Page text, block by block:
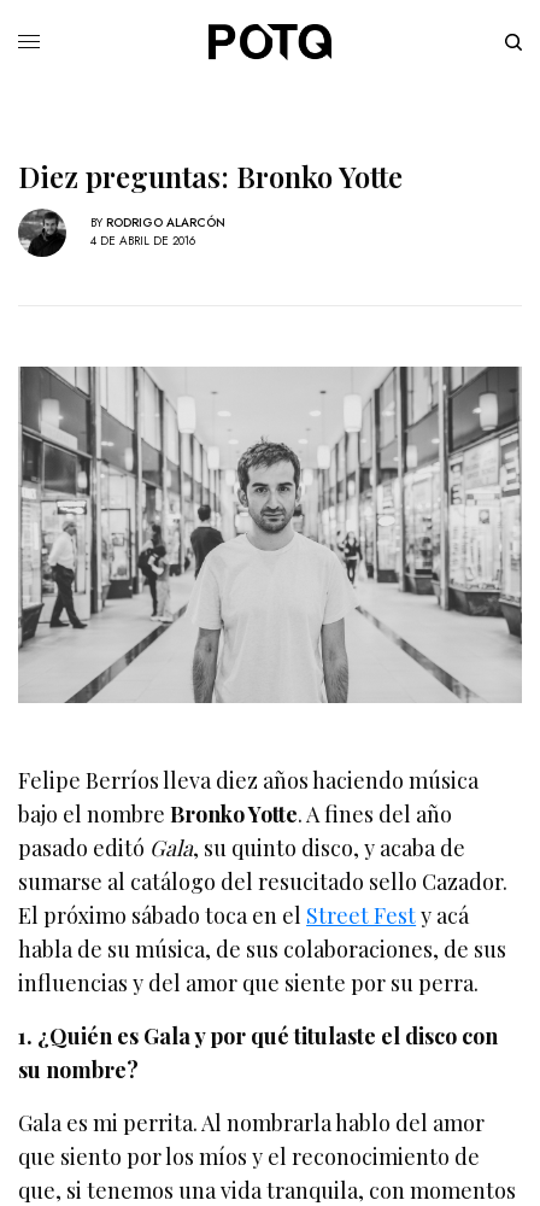
Diez preguntas: Bronko Yotte
BY RODRIGO ALARCÓN
4 DE ABRIL DE 2016
Felipe Berríos lleva diez años haciendo música
bajo el nombreBronko Yotte. A fines del año
pasado editó Gala, su quinto disco, y acaba de
sumarse al catálogo del resucitado sello Cazador.
El próximo sábado toca en el Street Festy acá
habla de su música, de sus colaboraciones, de sus
influencias y del amor que siente por su perra.
1. ¿Quién es Gala y por qué titulaste el disco con
su nombre?
Gala es mi perrita. Al nombrarla hablo del amor
que siento por los míos y el reconocimiento de
que, si tenemos una vida tranquila, con momentos